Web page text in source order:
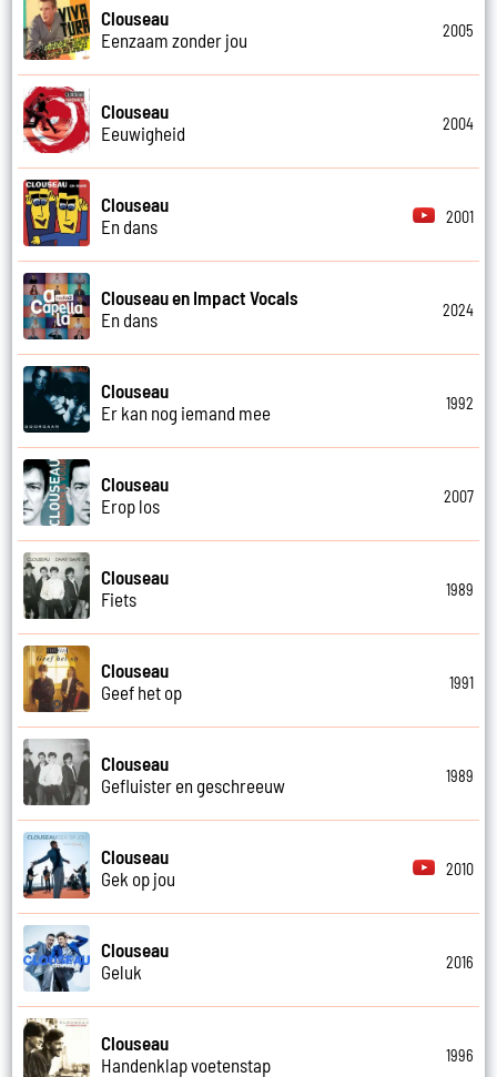
Clouseau
Eenzaam zonder jou
2005
Clouseau
Eeuwigheid
2004
Clouseau
En dans
2001
Clouseau en Impact Vocals
En dans
2024
Clouseau
Er kan nog iemand mee
1992
Clouseau
Erop los
2007
Clouseau
Fiets
1989
Clouseau
Geef het op
1991
Clouseau
Gefluister en geschreeuw
1989
Clouseau
Gek op jou
2010
Clouseau
Geluk
2016
Clouseau
Handenklap voetenstap
1996